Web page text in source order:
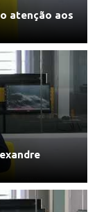
atenção aos